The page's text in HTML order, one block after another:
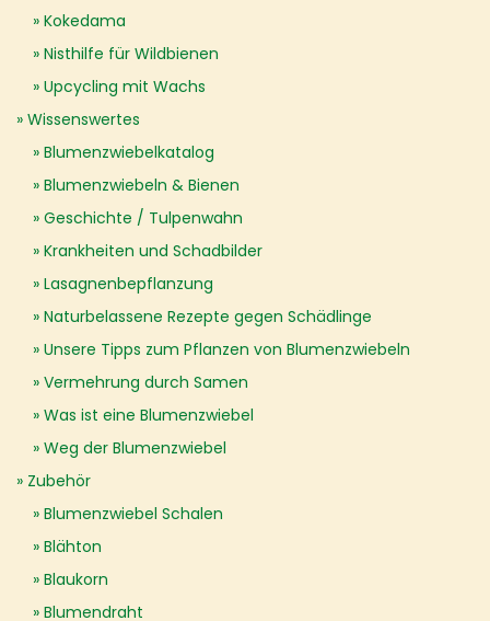
Kokedama
Nisthilfe für Wildbienen
Upcycling mit Wachs
Wissenswertes
Blumenzwiebelkatalog
Blumenzwiebeln & Bienen
Geschichte / Tulpenwahn
Krankheiten und Schadbilder
Lasagnenbepflanzung
Naturbelassene Rezepte gegen Schädlinge
Unsere Tipps zum Pflanzen von Blumenzwiebeln
Vermehrung durch Samen
Was ist eine Blumenzwiebel
Weg der Blumenzwiebel
Zubehör
Blumenzwiebel Schalen
Blähton
Blaukorn
Blumendraht